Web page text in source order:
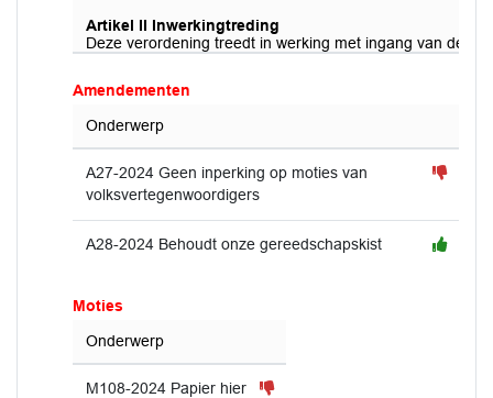
Artikel II Inwerkingtreding
Deze verordening treedt in werking met ingang van de
Amendementen
Onderwerp
A27-2024 Geen inperking op moties van
volksvertegenwoordigers
A28-2024 Behoudt onze gereedschapskist
Moties
Onderwerp
M108-2024 Papier hier